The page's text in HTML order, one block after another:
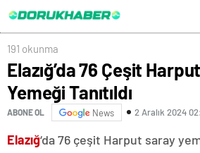
191 okunma
Elazığ’da 76 Çeşit
Yemeği Tanıtıldı
ABONE OL News 2 Aralık 2024
Elazığ‘da 76 çeşit Harput saray